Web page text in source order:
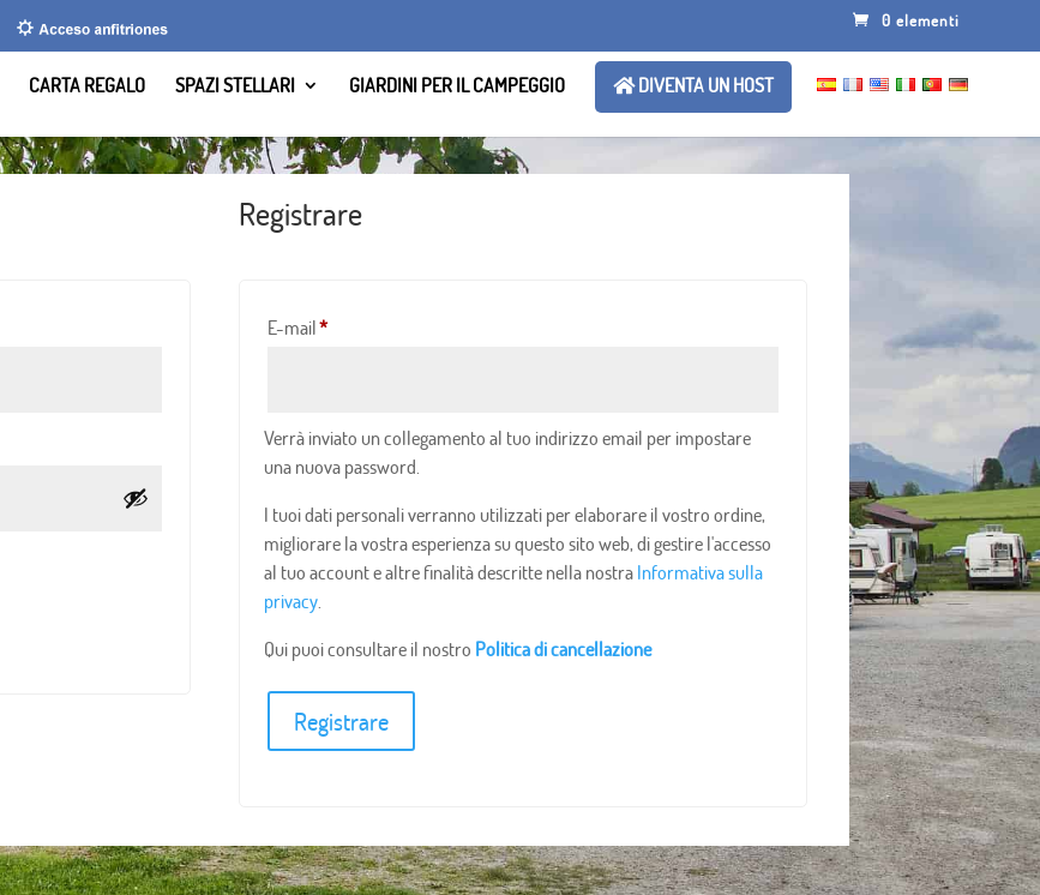
0 elementi
CARTA REGALO SPAZI STELLARI GIARDINI PER IL CAMPEGGIO DIVENTA UN HOST
Registrare
E-mail*obbligatorio
Verrà inviato un collegamento al tuo indirizzo email per impostare
una nuova password.
I tuoi dati personali verranno utilizzati per elaborare il vostro ordine,
migliorare la vostra esperienza su questo sito web, di gestire l'accesso
al tuo account e altre finalità descritte nella nostra Informativa sulla
privacy.
Qui puoi consultare il nostro Politica di cancellazione
Registrare